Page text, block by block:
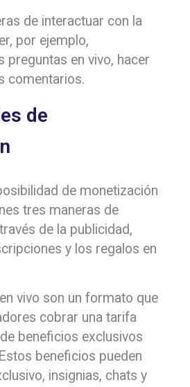
de interactuar con la
por ejemplo,
preguntas en vivo, hacer
comentarios.
de
de monetización
tres maneras de
de la publicidad,
y los regalos en
vivo son un formato que
cobrar una tarifa
beneficios exclusivos
beneficios pueden
insignias, chats y